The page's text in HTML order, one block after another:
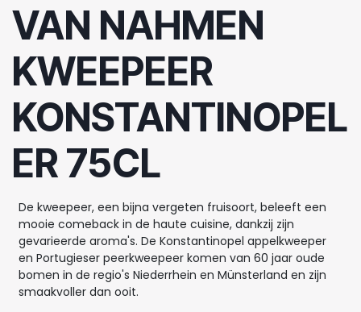
VAN NAHMEN
KWEEPEER
KONSTANTINOPEL
ER 75CL
De kweepeer, een bijna vergeten fruisoort, beleeft een
mooie comeback in de haute cuisine, dankzij zijn
gevarieerde aroma's. De Konstantinopel appelkweeper
en Portugieser peerkweepeer komen van 60 jaar oude
bomen in de regio's Niederrhein en Münsterland en zijn
smaakvoller dan ooit.